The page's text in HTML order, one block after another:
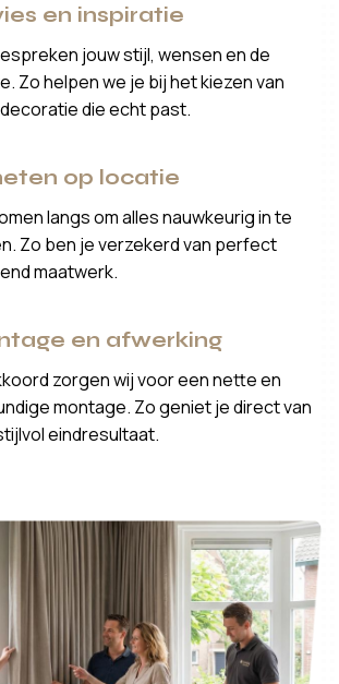
en inspiratie
jouw stijl, wensen en de
Zo helpen we je bij het kiezen van
die echt past.
op locatie
langs om alles nauwkeurig in te
Zo ben je verzekerd van perfect
maatwerk.
en afwerking
zorgen wij voor een nette en
montage. Zo geniet je direct van
eindresultaat.